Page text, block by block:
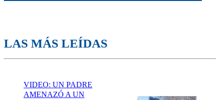
LAS MÁS LEÍDAS
VIDEO: UN PADRE
AMENAZÓ A UN